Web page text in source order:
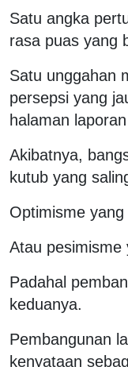
Satu angka
rasa puas yang
Satu unggahan
persepsi yang
halaman
Akibatnya,
kutub yang
Optimisme
Atau pesimisme
Padahal
keduanya.
Pembangunan
kenyataan